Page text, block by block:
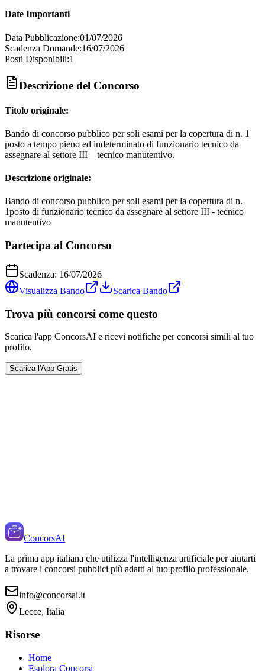
Date Importanti
Data Pubblicazione:01/07/2026
Scadenza Domande:16/07/2026
Posti Disponibili:1
Descrizione del Concorso
Titolo originale:
Bando di concorso pubblico per soli esami per la copertura di n. 1
posto a tempo pieno ed indeterminato di funzionario tecnico da
assegnare al settore III – tecnico manutentivo.
Descrizione originale:
Bando di concorso pubblico per soli esami per la copertura di n.
1posto di funzionario tecnico da assegnare al settore III - tecnico
manutentivo
Partecipa al Concorso
Scadenza: 16/07/2026
Visualizza Bando
Scarica Bando
Trova più concorsi come questo
Scarica l'app ConcorsAI e ricevi notifiche per concorsi simili al tuo
profilo.
Scarica l'App Gratis
ConcorsAI
La prima app italiana che utilizza l'intelligenza artificiale per aiutarti
a trovare i concorsi pubblici più adatti al tuo profilo professionale.
info@concorsai.it
Lecce, Italia
Risorse
Home
Esplora Concorsi